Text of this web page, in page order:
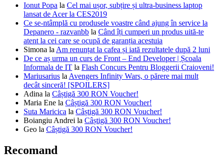
Ionut Popa la Cel mai ușor, subțire și ultra-business laptop
lansat de Acer la CES2019
Ce se-ntâmplă cu produsele voastre când ajung în service la
Depanero - razvanbb la Când îți cumperi un produs uită-te
atent la cei care se ocupă de garanția acestuia
Simona la Am renunțat la cafea și iată rezultatele după 2 luni
De ce aș urma un curs de Front – End Developer | Școala
Informala de IT la Flash Concurs Pentru Bloggerii Craioveni!
Mariusarius la Avengers Infinity Wars, o părere mai mult
decât sinceră! [SPOILERS]
Adina la Câștigă 300 RON Voucher!
Maria Ene la Câștigă 300 RON Voucher!
Suta Maricica la Câștigă 300 RON Voucher!
Boiangiu Andrei la Câștigă 300 RON Voucher!
Geo la Câștigă 300 RON Voucher!
Recomand